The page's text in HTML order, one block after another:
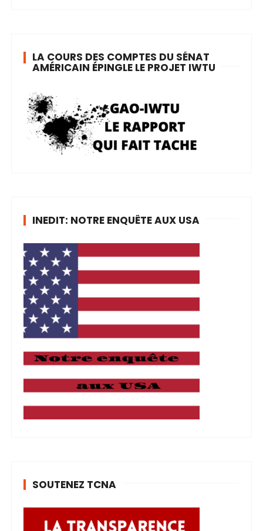
LA COURS DES COMPTES DU SÉNAT
AMÉRICAIN ÉPINGLE LE PROJET IWTU
INEDIT: NOTRE ENQUÊTE AUX USA
SOUTENEZ TCNA